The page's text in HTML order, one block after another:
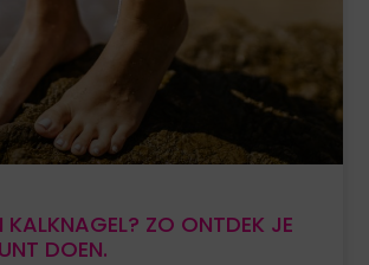
KALKNAGEL? ZO ONTDEK JE
DOEN.